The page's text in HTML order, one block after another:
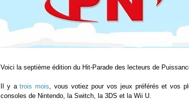
Voici la septième édition du Hit-Parade des lecteurs de
Il y atrois mois, vous votiez pour vos jeux préférés et vos
consoles de Nintendo, la Switch, la 3DS et la Wii U.